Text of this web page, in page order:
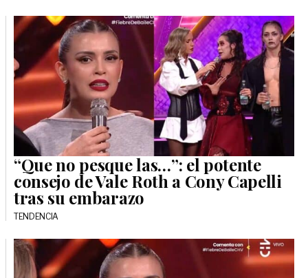
“Que no pesque las…”: el potente
consejo de Vale Roth a Cony Capelli
tras su embarazo
TENDENCIA